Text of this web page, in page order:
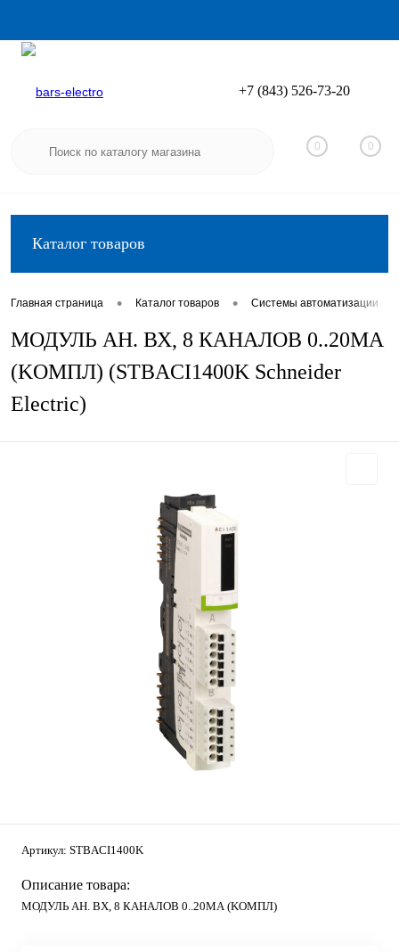
Вход
+7 (843) 526-73-20
0 0
Каталог товаров
Главная страница • Каталог товаров • Системы автоматизации
МОДУЛЬ АН. ВХ, 8 КАНАЛОВ 0..20МА
(KОМПЛ) (STBACI1400K Schneider
Electric)
Артикул: STBACI1400K
Описание товара:
МОДУЛЬ АН. ВХ, 8 КАНАЛОВ 0..20МА (KОМПЛ)